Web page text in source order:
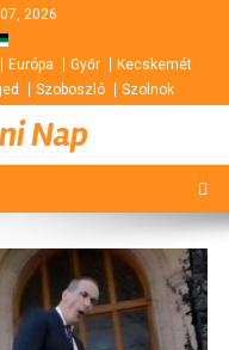
2026
Európa Győr
Kecskemét
Szoboszló Szolnok
Nap